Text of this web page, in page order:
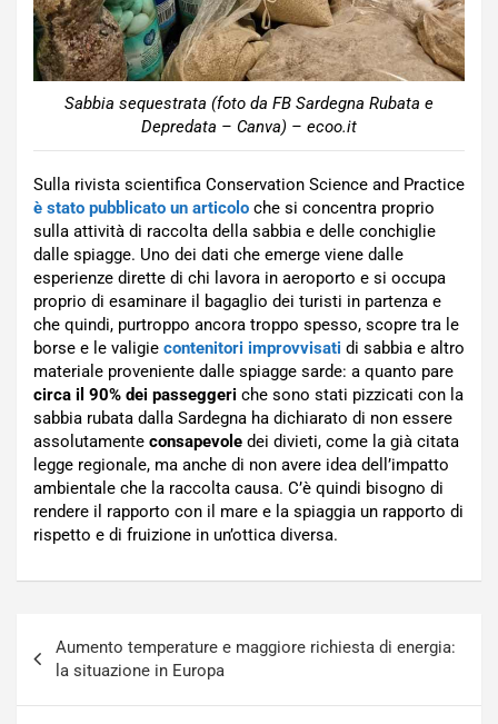
Sabbia sequestrata (foto da FB Sardegna Rubata e
Depredata – Canva) – ecoo.it
Sulla rivista scientifica Conservation Science and Practice
è stato pubblicato un articolo che si concentra proprio
sulla attività di raccolta della sabbia e delle conchiglie
dalle spiagge. Uno dei dati che emerge viene dalle
esperienze dirette di chi lavora in aeroporto e si occupa
proprio di esaminare il bagaglio dei turisti in partenza e
che quindi, purtroppo ancora troppo spesso, scopre tra le
borse e le valigie contenitori improvvisati di sabbia e altro
materiale proveniente dalle spiagge sarde: a quanto pare
circa il 90% dei passeggeri che sono stati pizzicati con la
sabbia rubata dalla Sardegna ha dichiarato di non essere
assolutamente consapevole dei divieti, come la già citata
legge regionale, ma anche di non avere idea dell’impatto
ambientale che la raccolta causa. C’è quindi bisogno di
rendere il rapporto con il mare e la spiaggia un rapporto di
rispetto e di fruizione in un’ottica diversa.
articoli
Aumento temperature e maggiore richiesta di energia:
la situazione in Europa